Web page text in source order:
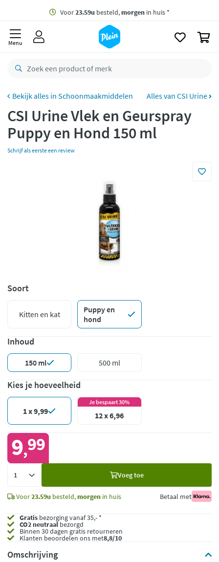
Gratisbezorging vanaf 35,- *
besteld,
retourneren
CO2 neutraal bezorgd
Betaal met Klarna
Menu
Schoonmaakmiddelen Alles van CSI Urine
CSI Urine Vlek en Geurspray
Puppy en Hond 150 ml
Schrijf als eerste een review
Soort
Kitten en kat
Puppy en
hond
Inhoud
150 ml 500 ml
Kies je hoeveelheid
1 x 9,99
Je bespaart 30%
12 x 6,96
9,99
Voeg toe
Voor23.59u besteld, morgen in huis Betaal met
Gratis bezorging vanaf 35,- *
CO2 neutraalbezorgd
Binnen 30 dagen gratis retourneren
Klanten beoordelen ons met8,8/10
Omschrijving